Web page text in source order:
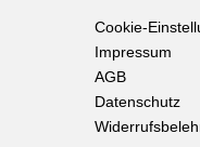
Cookie-
Impressum
AGB
Datenschutz